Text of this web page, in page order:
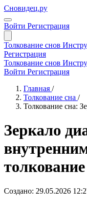
Сновидец.ру
Войти Регистрация
Толкование снов
Регистрация
Толкование снов
Войти Регистрация
Главная /
Толкование сна /
Толкование сна:
Зеркало
Создано: 29.05.2026